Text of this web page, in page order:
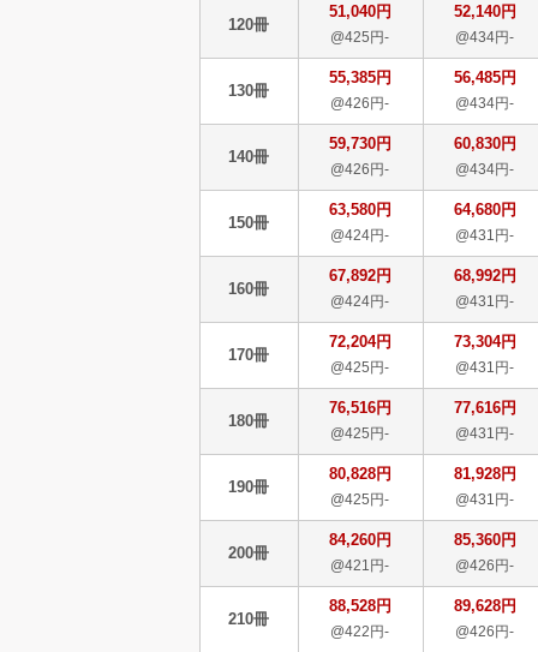
120冊
51,040円
@425円-
52,140円
@434円-
130冊
55,385円
@426円-
56,485円
@434円-
140冊
59,730円
@426円-
60,830円
@434円-
150冊
63,580円
@424円-
64,680円
@431円-
160冊
67,892円
@424円-
68,992円
@431円-
170冊
72,204円
@425円-
73,304円
@431円-
180冊
76,516円
@425円-
77,616円
@431円-
190冊
80,828円
@425円-
81,928円
@431円-
200冊
84,260円
@421円-
85,360円
@426円-
210冊
88,528円
@422円-
89,628円
@426円-